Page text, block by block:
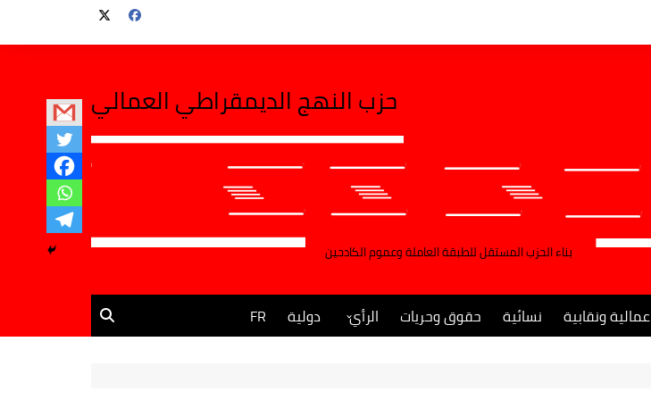
حزب النهج الديمقراطي العمالي
بناء الحزب المستقل للطبقة العاملة وعموم الكادحين
عمالية ونقابية نسائية حقوق وحريات الرأي دولية FR